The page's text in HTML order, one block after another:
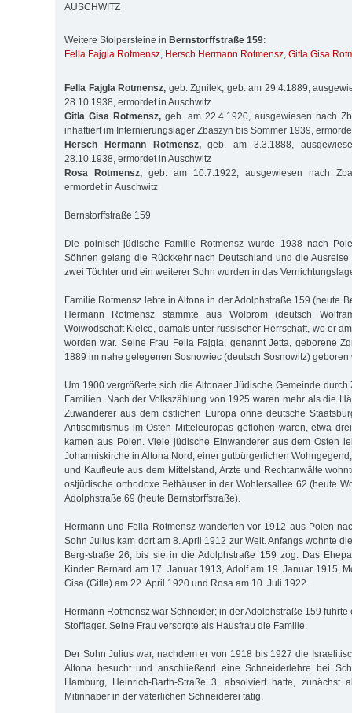
AUSCHWITZ
Weitere Stolpersteine in Bernstorffstraße 159:
Fella Fajgla Rotmensz, Hersch Hermann Rotmensz, Gitla Gisa
Fella Fajgla Rotmensz, geb. Zgnilek, geb. am 29.4.1889,
28.10.1938, ermordet in Auschwitz
Gitla Gisa Rotmensz, geb. am 22.4.1920, ausgewiesen nach
inhaftiert im Internierungslager Zbaszyn bis Sommer 1939,
Hersch Hermann Rotmensz,geb. am 3.3.1888,
28.10.1938, ermordet in Auschwitz
Rosa Rotmensz, geb. am 10.7.1922; ausgewiesen nach
ermordet in Auschwitz
Bernstorffstraße 159
Die polnisch-jüdische Familie Rotmensz wurde 1938 nach
Söhnen gelang die Rückkehr nach Deutschland und die
zwei Töchter und ein weiterer Sohn wurden in das
Familie Rotmensz lebte in Altona in der Adolphstraße 159 (heute
Hermann Rotmensz stammte aus Wolbrom (deutsch
Woiwodschaft Kielce, damals unter russischer Herrschaft, wo er
worden war. Seine Frau Fella Fajgla, genannt Jetta, geborene
1889 im nahe gelegenen Sosnowiec (deutsch Sosnowitz) geboren
Um 1900 vergrößerte sich die Altonaer Jüdische Gemeinde durch
Familien. Nach der Volkszählung von 1925 waren mehr als die
Zuwanderer aus dem östlichen Europa ohne deutsche
Antisemitismus im Osten Mitteleuropas geflohen waren, etwa
kamen aus Polen. Viele jüdische Einwanderer aus dem Osten
Johanniskirche in Altona Nord, einer gutbürgerlichen
und Kaufleute aus dem Mittelstand, Ärzte und Rechtanwälte
ostjüdische orthodoxe Bethäuser in der Wohlersallee 62 (heute
Adolphstraße 69 (heute Bernstorffstraße).
Hermann und Fella Rotmensz wanderten vor 1912 aus Polen
Sohn Julius kam dort am 8. April 1912 zur Welt. Anfangs wohnte
Berg-straße 26, bis sie in die Adolphstraße 159 zog. Das
Kinder: Bernard am 17. Januar 1913, Adolf am 19. Januar 1915,
Gisa (Gitla) am 22. April 1920 und Rosa am 10. Juli 1922.
Hermann Rotmensz war Schneider; in der Adolphstraße 159
Stofflager. Seine Frau versorgte als Hausfrau die Familie.
Der Sohn Julius war, nachdem er von 1918 bis 1927 die
Altona besucht und anschließend eine Schneiderlehre bei
Hamburg, Heinrich-Barth-Straße 3, absolviert hatte, zunächst
Mitinhaber in der väterlichen Schneiderei tätig.